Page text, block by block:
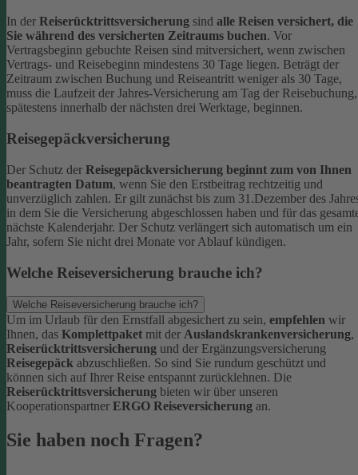
In der Reiserücktrittsversicherung sind alle Reisen versichert, die
Sie während des versicherten Zeitraums buchen. Vor
Vertragsbeginn gebuchte Reisen sind mitversichert, wenn zwischen
Vertrags- und Reisebeginn mindestens 30 Tage liegen. Beträgt der
Zeitraum zwischen Buchung und Reiseantritt weniger als 30 Tage,
muss die Laufzeit der Jahres-Versicherung am Tag der Reisebuchung,
spätestens innerhalb der nächsten drei Werktage, beginnen.
Reisegepäckversicherung
Der Schutz der Reisegepäckversicherung beginnt zum von Ihnen
beantragten Datum, wenn Sie den Erstbeitrag rechtzeitig und
unverzüglich zahlen. Er gilt zunächst bis zum 31.Dezember des
in dem Sie die Versicherung abgeschlossen haben und für das
nächste Kalenderjahr. Der Schutz verlängert sich automatisch um ein
Jahr, sofern Sie nicht drei Monate vor Ablauf kündigen.
Welche Reiseversicherung brauche ich?
Welche Reiseversicherung brauche ich?
Um im Urlaub für den Ernstfall abgesichert zu sein, empfehlen wir
Ihnen, das Komplettpaket mit der Auslandskrankenversicherung,
Reiserücktrittsversicherung und der Ergänzungsversicherung
Reisegepäck abzuschließen. So sind Sie rundum geschützt und
können sich auf Ihrer Reise entspannt zurücklehnen. Die
Reiserücktrittsversicherung bieten wir über unseren
Kooperationspartner ERGO Reiseversicherung an.
Sie haben noch Fragen?